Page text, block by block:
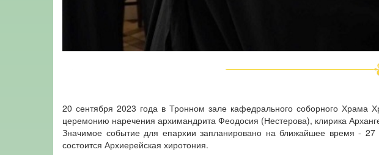
20 сентября 2023 года в Тронном зале кафедрального соборного Храма
церемонию наречения архимандрита Феодосия (Нестерова), клирика
Значимое событие для епархии запланировано на ближайшее время -
состоится Архиерейская хиротония.